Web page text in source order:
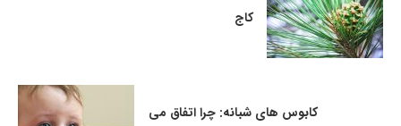
کاج
کابوس های شبانه: چرا اتفاق می